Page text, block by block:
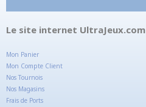
Le site internet UltraJeux.com
Mon Panier
Mon Compte Client
Nos Tournois
Nos Magasins
Frais de Ports